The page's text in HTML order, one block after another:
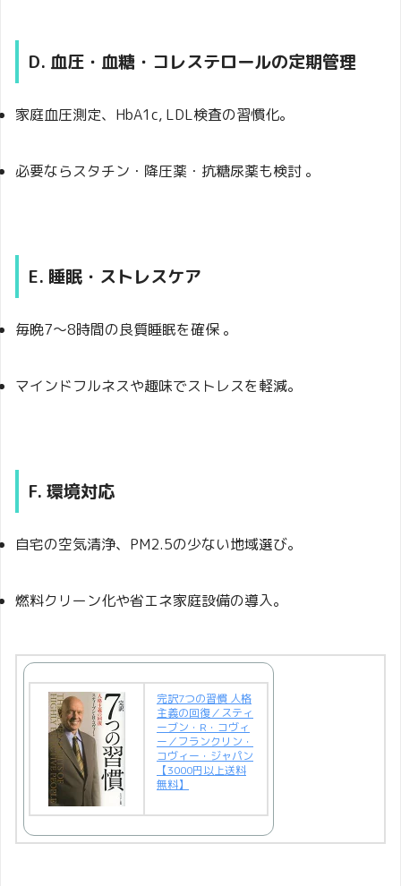
D. 血圧・血糖・コレステロールの定期管理
家庭血圧測定、HbA1c, LDL検査の習慣化。
必要ならスタチン・降圧薬・抗糖尿薬も検討 。
E. 睡眠・ストレスケア
毎晩7～8時間の良質睡眠を確保 。
マインドフルネスや趣味でストレスを軽減。
F. 環境対応
自宅の空気清浄、PM2.5の少ない地域選び。
燃料クリーン化や省エネ家庭設備の導入。
完訳7つの習慣 人格
主義の回復／スティ
ーブン・R・コヴィ
ー／フランクリン・
コヴィー・ジャパン
【3000円以上送料
無料】